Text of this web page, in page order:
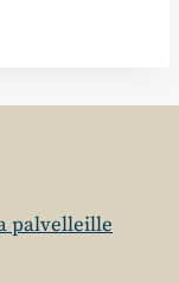
palvelleille